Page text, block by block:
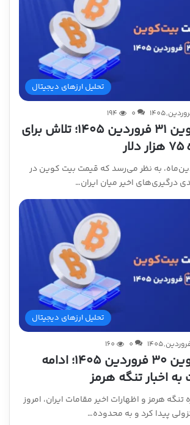
تحلیل ارزهای دیجیتال
0
194
تحلیل بیت کوین ۳۱ فروردین ۱۴۰۵؛ تلاش برای
به نظر می‌رسد که قیمت بیت کوین در
درگیری‌های اخیر میان ایران…
تحلیل ارزهای دیجیتال
0
160
تحلیل بیت کوین ۳۰ فروردین ۱۴۰۵؛ ادامه
اخبار تنگه هرمز
هرمز و اظهارات اخیر مقامات ایران، امروز
پیدا کرد و به محدوده…